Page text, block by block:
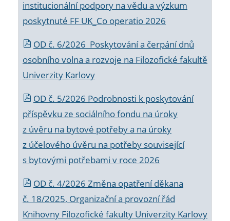
institucionální podpory na vědu a výzkum
poskytnuté FF UK_Co operatio 2026
OD č. 6/2026 Poskytování a čerpání dnů
osobního volna a rozvoje na Filozofické fakultě
Univerzity Karlovy
OD č. 5/2026 Podrobnosti k poskytování
příspěvku ze sociálního fondu na úroky
z úvěru na bytové potřeby a na úroky
z účelového úvěru na potřeby související
s bytovými potřebami v roce 2026
OD č. 4/2026 Změna opatření děkana
č. 18/2025, Organizační a provozní řád
Knihovny Filozofické fakulty Univerzity Karlovy